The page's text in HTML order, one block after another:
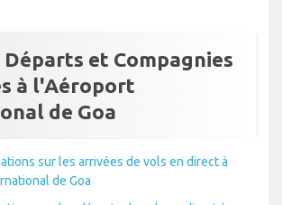
et Compagnies
à l'Aéroport
de Goa
sur les arrivées de vols en direct à
de Goa